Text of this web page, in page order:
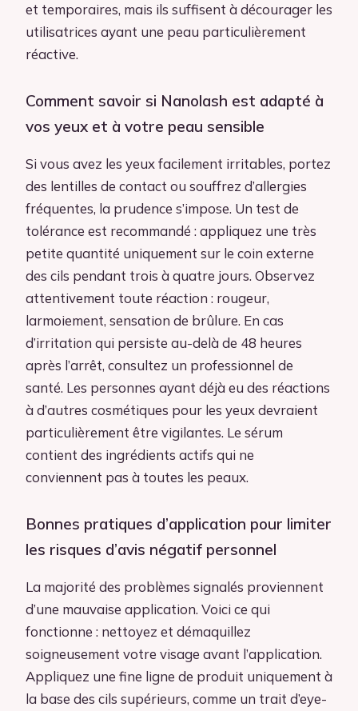
et temporaires, mais ils suffisent à décourager les
utilisatrices ayant une peau particulièrement
réactive.
Comment savoir si Nanolash est adapté à
vos yeux et à votre peau sensible
Si vous avez les yeux facilement irritables, portez
des lentilles de contact ou souffrez d’allergies
fréquentes, la prudence s’impose. Un test de
tolérance est recommandé : appliquez une très
petite quantité uniquement sur le coin externe
des cils pendant trois à quatre jours. Observez
attentivement toute réaction : rougeur,
larmoiement, sensation de brûlure. En cas
d’irritation qui persiste au-delà de 48 heures
après l’arrêt, consultez un professionnel de
santé. Les personnes ayant déjà eu des réactions
à d’autres cosmétiques pour les yeux devraient
particulièrement être vigilantes. Le sérum
contient des ingrédients actifs qui ne
conviennent pas à toutes les peaux.
Bonnes pratiques d’application pour limiter
les risques d’avis négatif personnel
La majorité des problèmes signalés proviennent
d’une mauvaise application. Voici ce qui
fonctionne : nettoyez et démaquillez
soigneusement votre visage avant l’application.
Appliquez une fine ligne de produit uniquement à
la base des cils supérieurs, comme un trait d’eye-